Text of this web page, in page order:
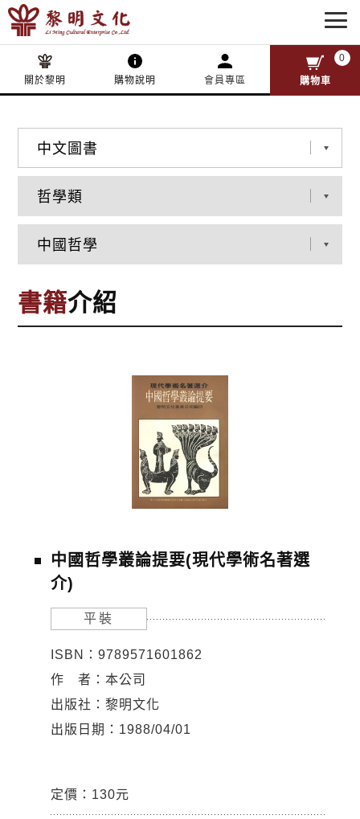
關於黎明 購物說明 會員專區
0
購物車
書籍介紹
中國哲學叢論提要(現代學術名著選
介)
平裝
ISBN：9789571601862
作 者：本公司
出版社：黎明文化
出版日期：1988/04/01
定價：130元